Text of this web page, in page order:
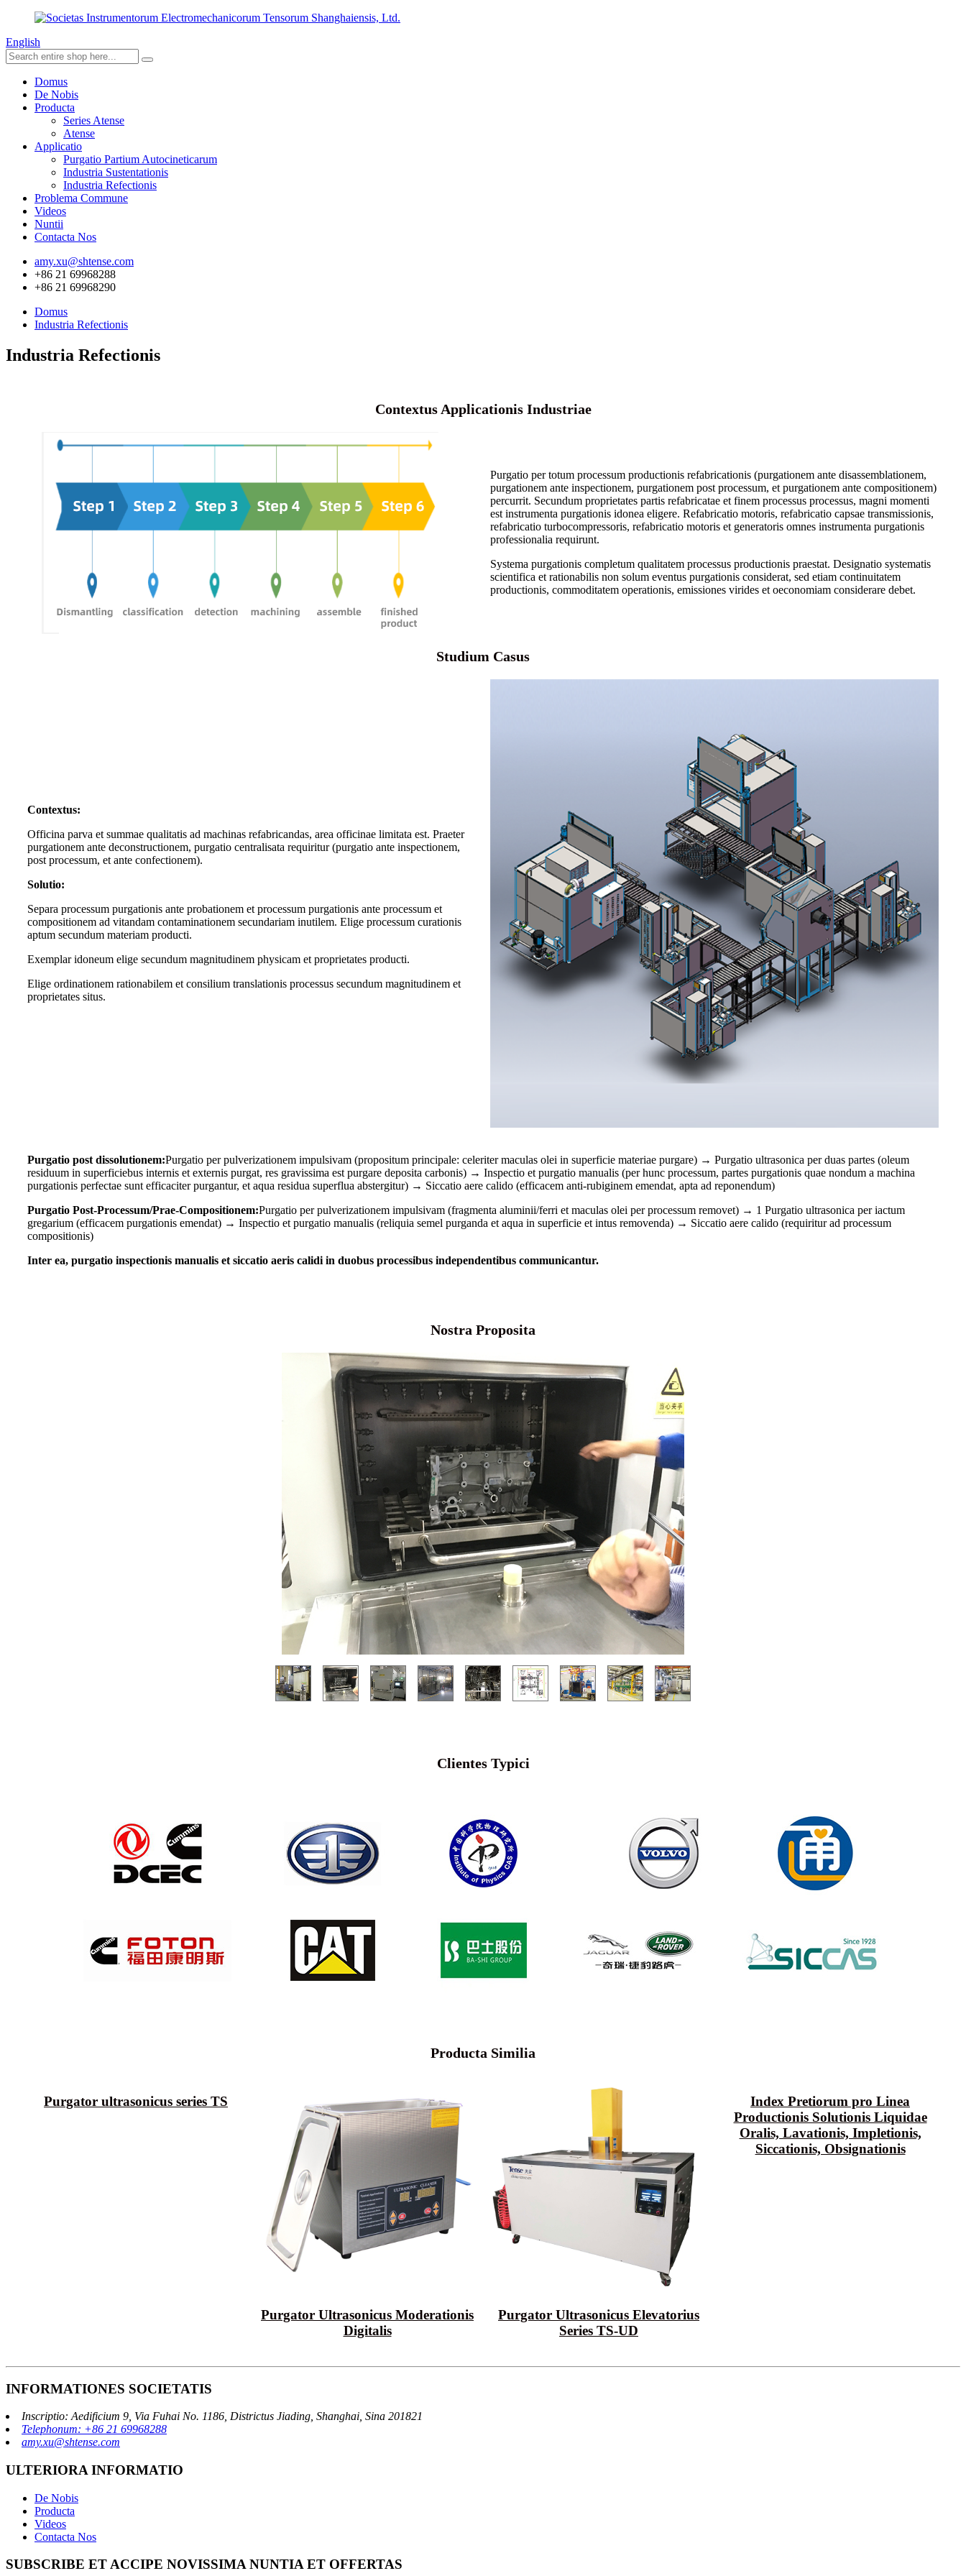
English
Domus
De Nobis
Producta
Series Atense
Atense
Applicatio
Purgatio Partium Autocineticarum
Industria Sustentationis
Industria Refectionis
Problema Commune
Videos
Nuntii
Contacta Nos
amy.xu@shtense.com
+86 21 69968288
+86 21 69968290
Domus
Industria Refectionis
Industria Refectionis
Contextus Applicationis Industriae
Purgatio per totum processum productionis refabricationis (purgationem ante disassemblationem,
purgationem ante inspectionem, purgationem post processum, et purgationem ante compositionem)
percurrit. Secundum proprietates partis refabricatae et finem processus processus, magni momenti
est instrumenta purgationis idonea eligere. Refabricatio motoris, refabricatio capsae transmissionis,
refabricatio turbocompressoris, refabricatio motoris et generatoris omnes instrumenta purgationis
professionalia requirunt.
Systema purgationis completum qualitatem processus productionis praestat. Designatio systematis
scientifica et rationabilis non solum eventus purgationis considerat, sed etiam continuitatem
productionis, commoditatem operationis, emissiones virides et oeconomiam considerare debet.
Studium Casus
Contextus:
Officina parva et summae qualitatis ad machinas refabricandas, area officinae limitata est. Praeter
purgationem ante deconstructionem, purgatio centralisata requiritur (purgatio ante inspectionem,
post processum, et ante confectionem).
Solutio:
Separa processum purgationis ante probationem et processum purgationis ante processum et
compositionem ad vitandam contaminationem secundariam inutilem. Elige processum curationis
aptum secundum materiam producti.
Exemplar idoneum elige secundum magnitudinem physicam et proprietates producti.
Elige ordinationem rationabilem et consilium translationis processus secundum magnitudinem et
proprietates situs.
Purgatio post dissolutionem:Purgatio per pulverizationem impulsivam (propositum principale: celeriter maculas olei in superficie materiae purgare) → Purgatio ultrasonica per duas partes (oleum
residuum in superficiebus internis et externis purgat, res gravissima est purgare deposita carbonis) → Inspectio et purgatio manualis (per hunc processum, partes purgationis quae nondum a machina
purgationis perfectae sunt efficaciter purgantur, et aqua residua superflua abstergitur) → Siccatio aere calido (efficacem anti-rubiginem emendat, apta ad reponendum)
Purgatio Post-Processum/Prae-Compositionem:Purgatio per pulverizationem impulsivam (fragmenta aluminii/ferri et maculas olei per processum removet) → 1 Purgatio ultrasonica per iactum
gregarium (efficacem purgationis emendat) → Inspectio et purgatio manualis (reliquia semel purganda et aqua in superficie et intus removenda) → Siccatio aere calido (requiritur ad processum
compositionis)
Inter ea, purgatio inspectionis manualis et siccatio aeris calidi in duobus processibus independentibus communicantur.
Nostra Proposita
Clientes Typici
Producta Similia
Purgator ultrasonicus series TS
Purgator Ultrasonicus Moderationis
Digitalis
Purgator Ultrasonicus Elevatorius
Series TS-UD
Index Pretiorum pro Linea
Productionis Solutionis Liquidae
Oralis, Lavationis, Impletionis,
Siccationis, Obsignationis
INFORMATIONES SOCIETATIS
Inscriptio: Aedificium 9, Via Fuhai No. 1186, Districtus Jiading, Shanghai, Sina 201821
Telephonum: +86 21 69968288
amy.xu@shtense.com
ULTERIORA INFORMATIO
De Nobis
Producta
Videos
Contacta Nos
SUBSCRIBE ET ACCIPE NOVISSIMA NUNTIA ET OFFERTAS